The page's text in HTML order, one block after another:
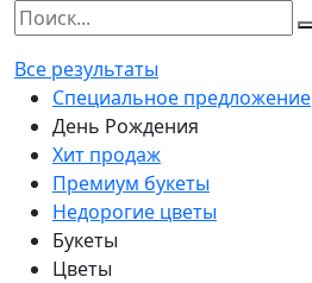
Все результаты
Специальное предложение
День Рождения
Хит продаж
Премиум букеты
Недорогие цветы
Букеты
Цветы